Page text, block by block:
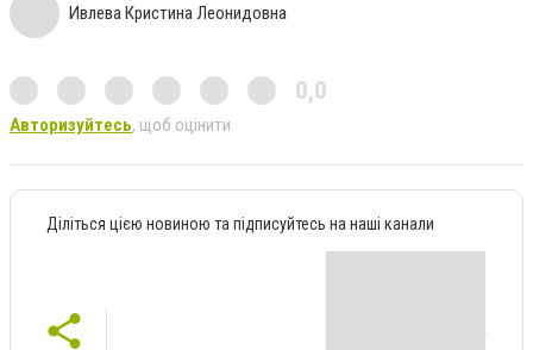
Ивлева Кристина Леонидовна
0,0
Авторизуйтесь, щоб оцінити
Діліться цією новиною та підписуйтесь на наші канали